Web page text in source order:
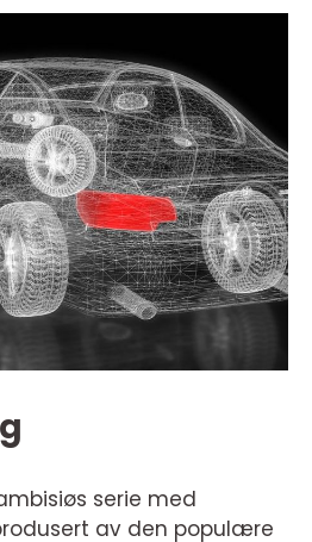
serie med
av den populære